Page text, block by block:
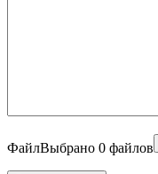
ФайлВыбрано 0 файлов